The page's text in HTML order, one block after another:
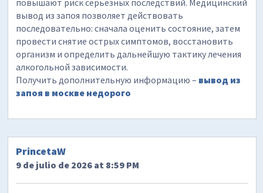
вывод из запоя позволяет действовать
последовательно: сначала оценить состояние, затем
провести снятие острых симптомов, восстановить
организм и определить дальнейшую тактику лечения
алкогольной зависимости.
Получить дополнительную информацию – вывод из
запоя в москве недорого
PrincetaW
9 de julio de 2026 at 8:59 PM